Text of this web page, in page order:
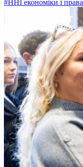
#ННІ економіки і права